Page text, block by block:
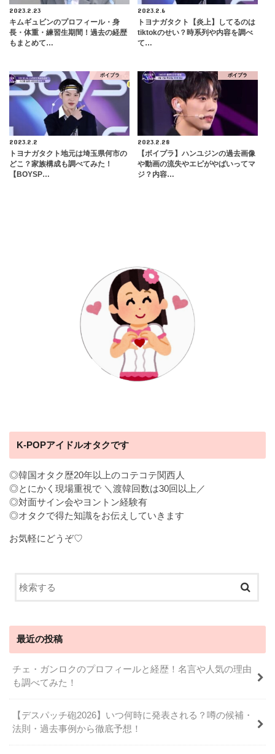
2023.2.23
キムギュビンのプロフィール・身
長・体重・練習生期間！過去の経歴
もまとめて…
2023.2.6
トヨナガタクト【炎上】してるのは
tiktokのせい？時系列や内容を調べ
て…
ボイプラ
2023.2.2
トヨナガタクト地元は埼玉県何市の
どこ？家族構成も調べてみた！
【BOYSP…
ボイプラ
2023.2.28
【ボイプラ】ハンユジンの過去画像
や動画の流失やエピがやばいってマ
ジ？内容…
K-POPアイドルオタクです
◎韓国オタク歴20年以上のコテコテ関西人
◎とにかく現場重視で ＼渡韓回数は30回以上／
◎対面サイン会やヨントン経験有
◎オタクで得た知識をお伝えしていきます
お気軽にどうぞ♡
最近の投稿
チェ・ガンロクのプロフィールと経歴！名言や人気の理由
も調べてみた！
【デスパッチ砲2026】いつ何時に発表される？噂の候補・
法則・過去事例から徹底予想！